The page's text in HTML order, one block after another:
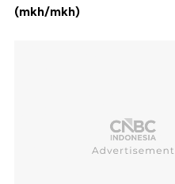
(mkh/mkh)